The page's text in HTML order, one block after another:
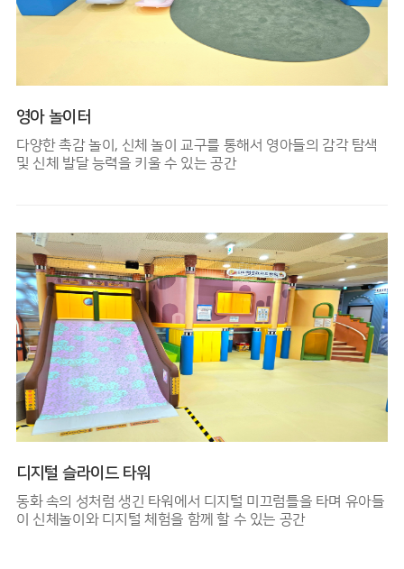
영아 놀이터
다양한 촉감 놀이, 신체 놀이 교구를 통해서 영아들의 감각 탐색
및 신체 발달 능력을 키울 수 있는 공간
디지털 슬라이드 타워
동화 속의 성처럼 생긴 타워에서 디지털 미끄럼틀을 타며 유아들
이 신체놀이와 디지털 체험을 함께 할 수 있는 공간